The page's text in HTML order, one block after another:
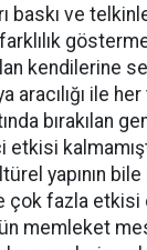
baskı ve
kendilerine
aracılığı ile
bırakılan
etkisi
yapının
çok fazla etkisi
memleket